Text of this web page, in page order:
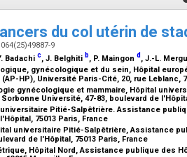
du col utérin de
9
Badachi c, J. Belghiti b, P. Maingon d , J.-L.
gynécologique et du sein, Hôpital
HP), Université Paris-Cité, 20, rue Leblanc,
gynécologique et mammaire, Hôpital
Université, 47-83, boulevard de
Pitié-Salpêtrière. Assistance
75013 Paris, France
universitaire Pitié-Salpêtrière, Assistance
de l'Hôpital, 75013 Paris, France
Hôpital Nord, Assistance publique des